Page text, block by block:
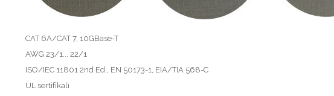
CAT 6A/CAT 7, 10GBase-T
AWG 23/1... 22/1
ISO/IEC 11801 2nd Ed., EN 50173-1, EIA/TIA 568-C
UL sertifikalı